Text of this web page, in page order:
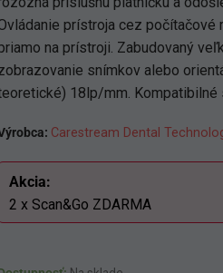
prístroja cez počítačové
na prístroji. Zabudovaný
snímkov alebo
18lp/mm.
Carestream Dental
Akcia:
2 x Scan&Go ZDARMA